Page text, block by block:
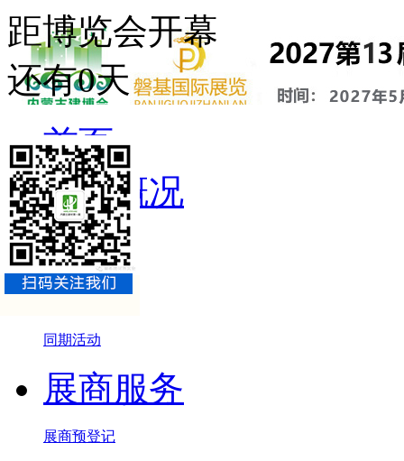
距博览会开幕
还有0天
首页
展会概况
展会介绍
组织机构
同期活动
展商服务
展商预登记